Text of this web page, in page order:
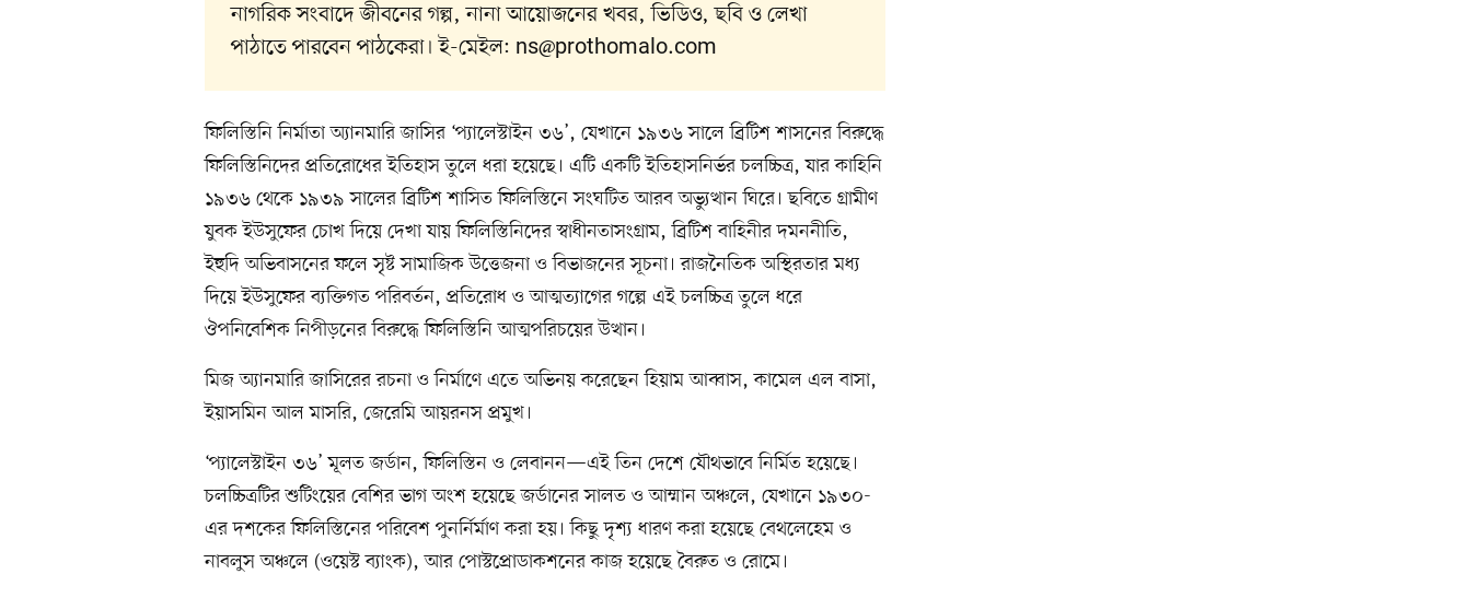
নাগরিক সংবাদে জীবনের গল্প, নানা আয়োজনের খবর, ভিডিও, ছবি ও লেখা
পাঠাতে পারবেন পাঠকেরা। ই-মেইল: ns@prothomalo.com
ফিলিস্তিনি নির্মাতা অ্যানমারি জাসির ‘প্যালেস্টাইন ৩৬’, যেখানে ১৯৩৬ সালে ব্রিটিশ শাসনের বিরুদ্ধে
ফিলিস্তিনিদের প্রতিরোধের ইতিহাস তুলে ধরা হয়েছে। এটি একটি ইতিহাসনির্ভর চলচ্চিত্র, যার কাহিনি
১৯৩৬ থেকে ১৯৩৯ সালের ব্রিটিশ শাসিত ফিলিস্তিনে সংঘটিত আরব অভ্যুত্থান ঘিরে। ছবিতে গ্রামীণ
যুবক ইউসুফের চোখ দিয়ে দেখা যায় ফিলিস্তিনিদের স্বাধীনতাসংগ্রাম, ব্রিটিশ বাহিনীর দমননীতি,
ইহুদি অভিবাসনের ফলে সৃষ্ট সামাজিক উত্তেজনা ও বিভাজনের সূচনা। রাজনৈতিক অস্থিরতার মধ্য
দিয়ে ইউসুফের ব্যক্তিগত পরিবর্তন, প্রতিরোধ ও আত্মত্যাগের গল্পে এই চলচ্চিত্র তুলে ধরে
ঔপনিবেশিক নিপীড়নের বিরুদ্ধে ফিলিস্তিনি আত্মপরিচয়ের উত্থান।
মিজ অ্যানমারি জাসিরের রচনা ও নির্মাণে এতে অভিনয় করেছেন হিয়াম আব্বাস, কামেল এল বাসা,
ইয়াসমিন আল মাসরি, জেরেমি আয়রনস প্রমুখ।
‘প্যালেস্টাইন ৩৬’ মূলত জর্ডান, ফিলিস্তিন ও লেবানন—এই তিন দেশে যৌথভাবে নির্মিত হয়েছে।
চলচ্চিত্রটির শুটিংয়ের বেশির ভাগ অংশ হয়েছে জর্ডানের সালত ও আম্মান অঞ্চলে, যেখানে ১৯৩০-
এর দশকের ফিলিস্তিনের পরিবেশ পুনর্নির্মাণ করা হয়। কিছু দৃশ্য ধারণ করা হয়েছে বেথলেহেম ও
নাবলুস অঞ্চলে (ওয়েস্ট ব্যাংক), আর পোস্টপ্রোডাকশনের কাজ হয়েছে বৈরুত ও রোমে।